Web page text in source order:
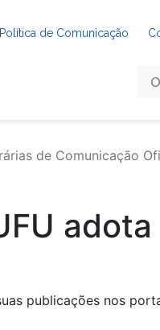
Política de Comunicação
de Comunicação
publicações nos